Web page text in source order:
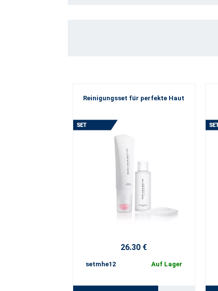
Reinigungsset für perfekte Haut
26.30 €
setmhe12 Auf Lager